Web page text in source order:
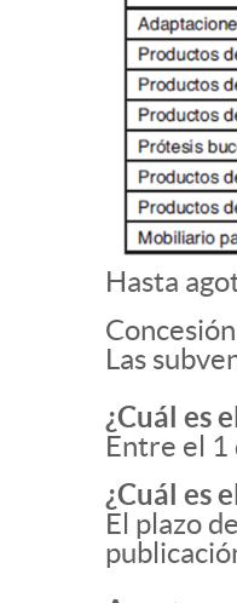
Hasta
Las
¿Cuál es
Entre el 1
¿Cuál es
El plazo